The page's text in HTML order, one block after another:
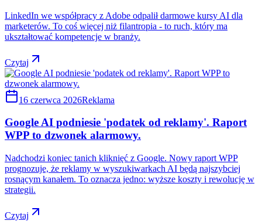
LinkedIn we współpracy z Adobe odpalił darmowe kursy AI dla
marketerów. To coś więcej niż filantropia - to ruch, który ma
ukształtować kompetencje w branży.
Czytaj
16 czerwca 2026Reklama
Google AI podniesie 'podatek od reklamy'. Raport
WPP to dzwonek alarmowy.
Nadchodzi koniec tanich kliknięć z Google. Nowy raport WPP
prognozuje, że reklamy w wyszukiwarkach AI będą najszybciej
rosnącym kanałem. To oznacza jedno: wyższe koszty i rewolucję w
strategii.
Czytaj